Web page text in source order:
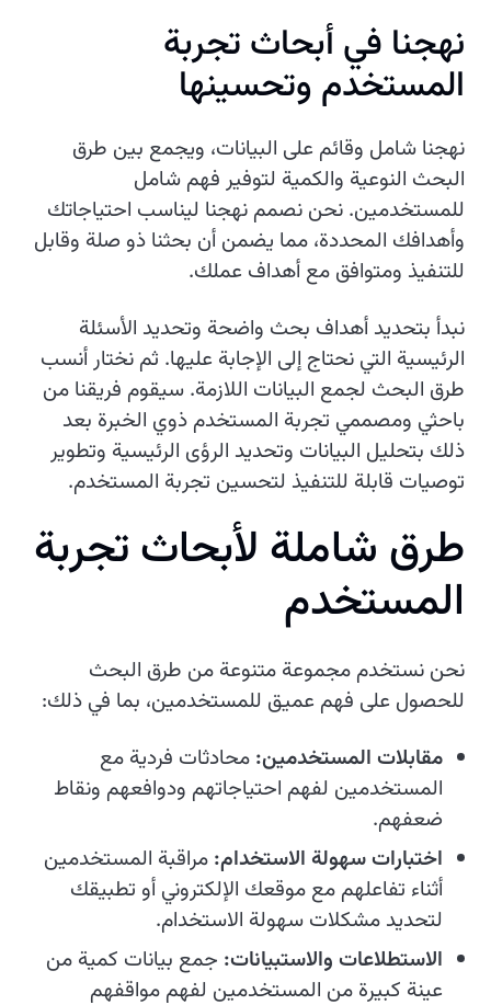
نهجنا في أبحاث تجربة
المستخدم وتحسينها
نهجنا شامل وقائم على البيانات، ويجمع بين طرق
البحث النوعية والكمية لتوفير فهم شامل
للمستخدمين. نحن نصمم نهجنا ليناسب احتياجاتك
وأهدافك المحددة، مما يضمن أن بحثنا ذو صلة وقابل
للتنفيذ ومتوافق مع أهداف عملك.
نبدأ بتحديد أهداف بحث واضحة وتحديد الأسئلة
الرئيسية التي نحتاج إلى الإجابة عليها. ثم نختار أنسب
طرق البحث لجمع البيانات اللازمة. سيقوم فريقنا من
باحثي ومصممي تجربة المستخدم ذوي الخبرة بعد
ذلك بتحليل البيانات وتحديد الرؤى الرئيسية وتطوير
توصيات قابلة للتنفيذ لتحسين تجربة المستخدم.
طرق شاملة لبحاثتجربة
المستخدم
نحن نستخدم مجموعة متنوعة من طرق البحث
للحصول على فهم عميق للمستخدمين، بما في ذلك:
مقابلات المستخدمين: محادثات فردية مع
المستخدمين لفهم احتياجاتهم ودوافعهم ونقاط
ضعفهم.
اختبارات سهولة الاستخدام: مراقبة المستخدمين
أثناء تفاعلهم مع موقعك الإلكتروني أو تطبيقك
لتحديد مشكلات سهولة الاستخدام.
الاستطلاعات والاستبيانات: جمع بيانات كمية من
عينة كبيرة من المستخدمين لفهم مواقفهم